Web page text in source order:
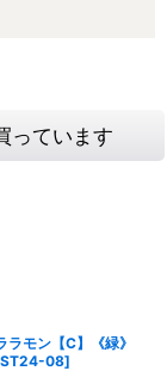
っています
ラモン【C】《緑》
ST24-08]